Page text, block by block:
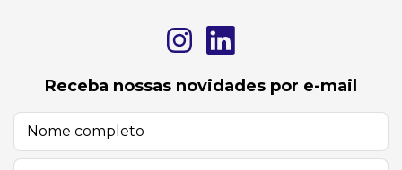
Receba nossas novidades por e-mail